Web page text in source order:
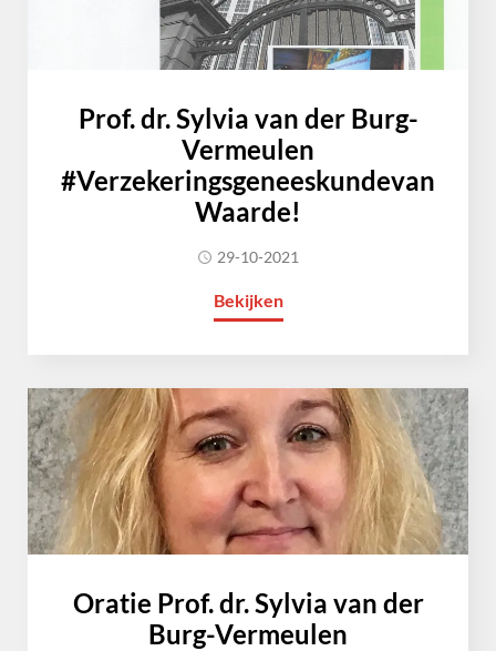
Prof. dr. Sylvia van der Burg-
Vermeulen
#Verzekeringsgeneeskundevan
Waarde!
29-10-2021
Bekijken
Oratie Prof. dr. Sylvia van der
Burg-Vermeulen